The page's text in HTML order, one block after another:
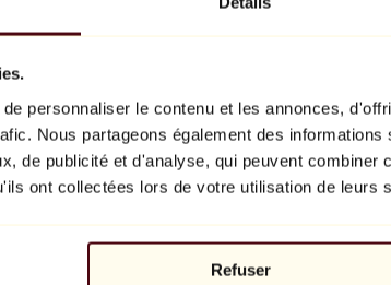
personnaliser le contenu et les annonces,
Nous partageons également des
de publicité et d'analyse, qui peuvent
ont collectées lors de votre utilisation de leurs
Refuser